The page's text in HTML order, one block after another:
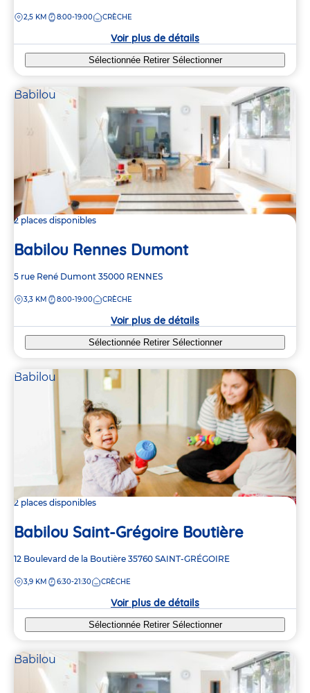
la
DISTANCE
2,5 KM 8:00-19:00 CRÈCHE
Voir plus de détails
Sélectionnée Retirer Sélectionner
Babilou
2 places disponibles
Babilou Rennes Dumont
Adresse
la
5 rue René Dumont 35000 RENNES
DISTANCE
3,3 KM 8:00-19:00 CRÈCHE
Voir plus de détails
Sélectionnée Retirer Sélectionner
Babilou
2 places disponibles
Babilou Saint-Grégoire Boutière
Adresse
la
12 Boulevard de la Boutière 35760 SAINT-GRÉGOIRE
DISTANCE
3,9 KM 6:30-21:30 CRÈCHE
Voir plus de détails
Sélectionnée Retirer Sélectionner
Babilou